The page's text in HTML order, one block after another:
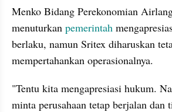
Menko Bidang Perekonomian
menuturkan pemerintah
berlaku, namun Sritex diharuskan
mempertahankan operasionalnya.
"Tentu kita mengapresiasi hukum.
minta perusahaan tetap berjalan dan